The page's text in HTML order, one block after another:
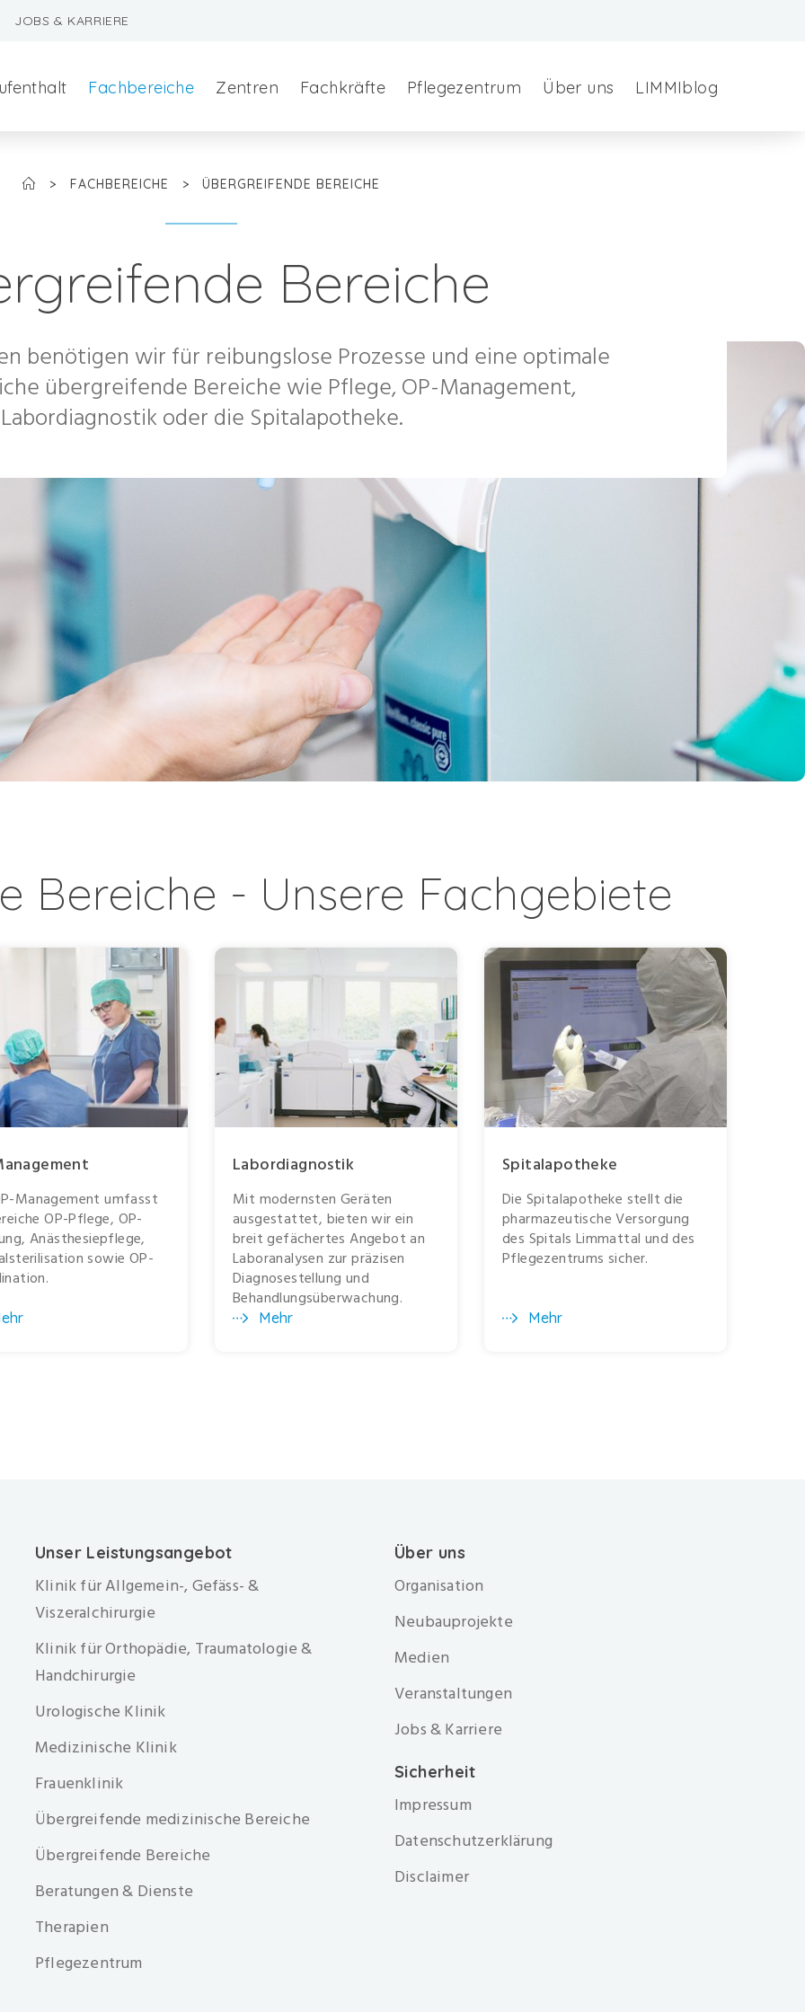
JOBS & KARRIERE
Fachbereiche Zentren Fachkräfte Pflegezentrum Über uns LIMMIblog
> FACHBEREICHE > ÜBERGREIFENDE BEREICHE
Bereiche
benötigen wir für reibungslose Prozesse und eine optimale
übergreifende Bereiche wie Pflege, OP-Management,
Labordiagnostik oder die Spitalapotheke.
Bereiche - Unsere Fachgebiete
Management umfasst
OP-Pflege, OP-
Anästhesiepflege,
sowie OP-
Labordiagnostik
Mit modernsten Geräten
ausgestattet, bieten wir ein
breit gefächertes Angebot an
Laboranalysen zur präzisen
Diagnosestellung und
Behandlungsüberwachung.
Mehr
Spitalapotheke
Die Spitalapotheke stellt die
pharmazeutische Versorgung
des Spitals Limmattal und des
Pflegezentrums sicher.
Mehr
Unser Leistungsangebot
Klinik für Allgemein-, Gefäss- &
Viszeralchirurgie
Klinik für Orthopädie, Traumatologie &
Handchirurgie
Urologische Klinik
Medizinische Klinik
Frauenklinik
Übergreifende medizinische Bereiche
Übergreifende Bereiche
Beratungen & Dienste
Therapien
Pflegezentrum
Über uns
Organisation
Neubauprojekte
Medien
Veranstaltungen
Jobs & Karriere
Sicherheit
Impressum
Datenschutzerklärung
Disclaimer